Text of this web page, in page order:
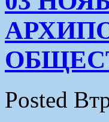
Posted